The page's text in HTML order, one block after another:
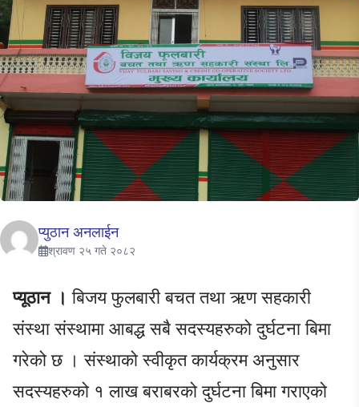
प्युठान अनलाईन
श्रावण २५ गते २०८२
प्यूठान ।बिजय फुलबारी बचत तथा ऋण सहकारी
संस्था संस्थामा आबद्ध सबै सदस्यहरुको दुर्घटना बिमा
गरेको छ । संस्थाको स्वीकृत कार्यक्रम अनुसार
सदस्यहरुको १ लाख बराबरको दुर्घटना बिमा गराएको